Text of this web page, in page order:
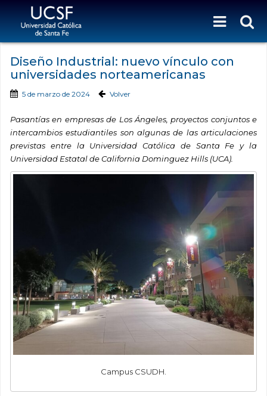
Diseño Industrial: nuevo vínculo con
universidades norteamericanas
5 de marzo de 2024 Volver
Pasantías en empresas de Los Ángeles, proyectos conjuntos e
intercambios estudiantiles son algunas de las articulaciones
previstas entre la Universidad Católica de Santa Fe y la
Universidad Estatal de California Dominguez Hills (UCA).
Campus CSUDH.